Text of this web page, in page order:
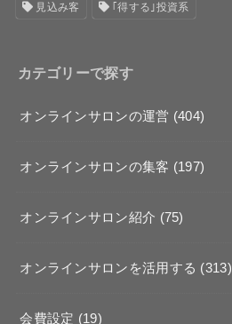
見込み客 ｢得する｣投資系
カテゴリーで探す
オンラインサロンの運営 (404)
オンラインサロンの集客 (197)
オンラインサロン紹介 (75)
オンラインサロンを活用する (313)
会費設定 (19)